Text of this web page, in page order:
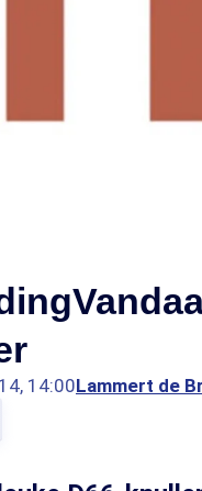
14:00Lammert de